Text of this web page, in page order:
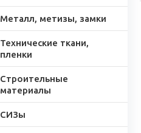
Металл, метизы, замки
Технические ткани,
пленки
Строительные
материалы
СИЗы